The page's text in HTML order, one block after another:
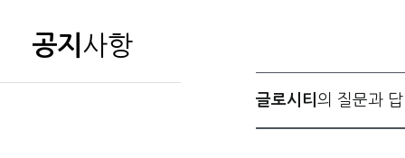
공지 사항
글로시티 의 질문과